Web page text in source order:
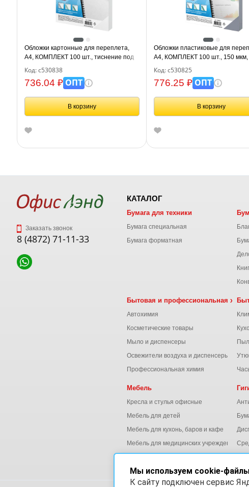
Обложки картонные для переплета,
А4, КОМПЛЕКТ 100 шт., тиснение под
кожу, 230 г/м2, белые, BRAUBERG,
530838
Код: с530838
736.04 ₽ОПТ
В корзину
Обложки пластиковые для
А4, КОМПЛЕКТ 100 шт., 150 мкм,
прозрачные, BRAUBERG, 530825
Код: с530825
776.25 ₽ОПТ
В корзину
Заказать звонок
8 (4872) 71-11-33
КАТАЛОГ
Бумага для техники
Бумага специальная
Бумага форматная
Бытовая и профессиональная
Автохимия
Косметические товары
Мыло и диспенсеры
Освежители воздуха и диспенсеры
Профессиональная химия
Мебель
Кресла и стулья офисные
Мебель для детей
Мебель для кухонь, баров и кафе
Мебель для медицинских учреждений
Мы используем cookie-
К сайту подключен сервис